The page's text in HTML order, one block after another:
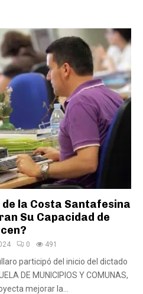
de la Costa Santafesina
Su Capacidad de
0 491
participó del inicio del dictado
DE MUNICIPIOS Y COMUNAS,
mejorar la...